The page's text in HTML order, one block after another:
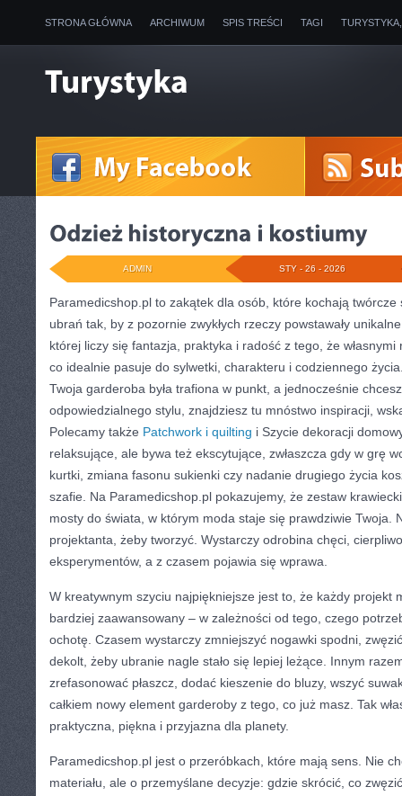
STRONA GŁÓWNA ARCHIWUM SPIS TREŚCI TAGI
STY - 26 - 2026
ADMIN
Paramedicshop.pl to zakątek dla osób, które kochają
ubrań tak, by z pozornie zwykłych rzeczy powstawały
której liczy się fantazja, praktyka i radość z tego, że
co idealnie pasuje do sylwetki, charakteru i codziennego
Twoja garderoba była trafiona w punkt, a jednocześnie
odpowiedzialnego stylu, znajdziesz tu mnóstwo inspiracji,
Polecamy także Patchwork i quilting i Szycie dekoracji
relaksujące, ale bywa też ekscytujące, zwłaszcza gdy w grę
kurtki, zmiana fasonu sukienki czy nadanie drugiego życia
szafie. Na Paramedicshop.pl pokazujemy, że zestaw
mosty do świata, w którym moda staje się prawdziwie Twoja.
projektanta, żeby tworzyć. Wystarczy odrobina chęci,
eksperymentów, a z czasem pojawia się wprawa.
W kreatywnym szyciu najpiękniejsze jest to, że każdy projekt
bardziej zaawansowany – w zależności od tego, czego
ochotę. Czasem wystarczy zmniejszyć nogawki spodni,
dekolt, żeby ubranie nagle stało się lepiej leżące. Innym
zrefasonować płaszcz, dodać kieszenie do bluzy, wszyć
całkiem nowy element garderoby z tego, co już masz. Tak
praktyczna, piękna i przyjazna dla planety.
Paramedicshop.pl jest o przeróbkach, które mają sens. Nie
materiału, ale o przemyślane decyzje: gdzie skrócić, co